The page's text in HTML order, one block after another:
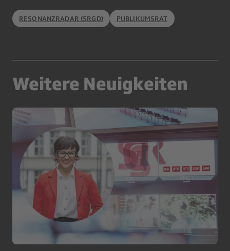
RESONANZRADAR (SRGD) PUBLIKUMSRAT
Weitere Neuigkeiten